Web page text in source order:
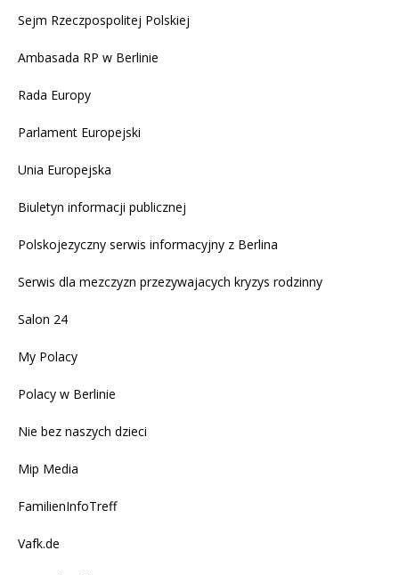
Sejm Rzeczpospolitej Polskiej
Ambasada RP w Berlinie
Rada Europy
Parlament Europejski
Unia Europejska
Biuletyn informacji publicznej
Polskojezyczny serwis informacyjny z Berlina
Serwis dla mezczyzn przezywajacych kryzys rodzinny
Salon 24
My Polacy
Polacy w Berlinie
Nie bez naszych dzieci
Mip Media
FamilienInfoTreff
Vafk.de